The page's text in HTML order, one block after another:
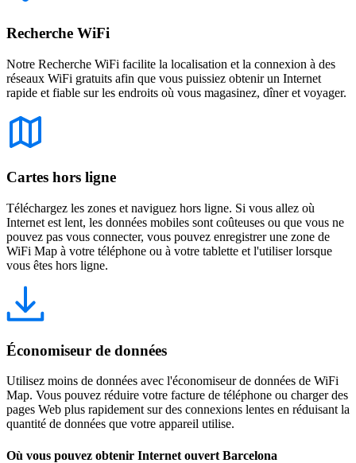
Recherche WiFi
Notre Recherche WiFi facilite la localisation et la connexion à des
réseaux WiFi gratuits afin que vous puissiez obtenir un Internet
rapide et fiable sur les endroits où vous magasinez, dîner et voyager.
Cartes hors ligne
Téléchargez les zones et naviguez hors ligne. Si vous allez où
Internet est lent, les données mobiles sont coûteuses ou que vous ne
pouvez pas vous connecter, vous pouvez enregistrer une zone de
WiFi Map à votre téléphone ou à votre tablette et l'utiliser lorsque
vous êtes hors ligne.
Économiseur de données
Utilisez moins de données avec l'économiseur de données de WiFi
Map. Vous pouvez réduire votre facture de téléphone ou charger des
pages Web plus rapidement sur des connexions lentes en réduisant la
quantité de données que votre appareil utilise.
Où vous pouvez obtenir Internet ouvert Barcelona